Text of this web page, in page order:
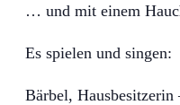
… und mit einem
Es spielen und singen:
Bärbel,